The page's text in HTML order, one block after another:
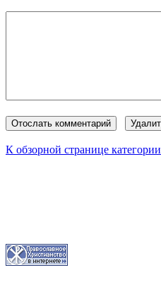
К обзорной странице категории